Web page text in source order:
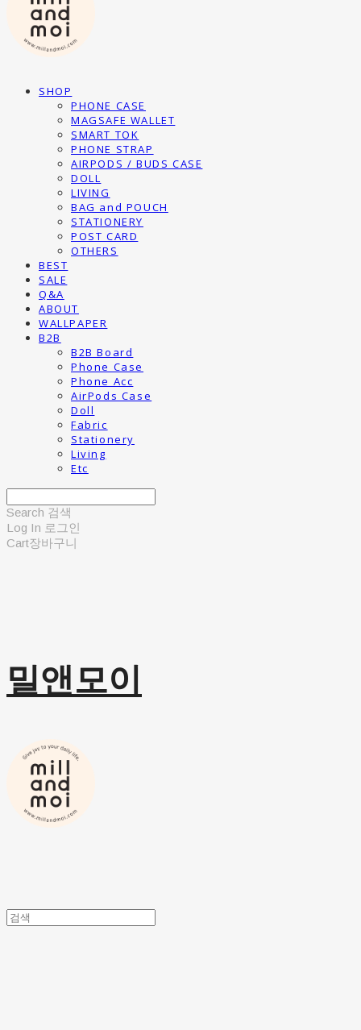
SHOP
PHONE CASE
MAGSAFE WALLET
SMART TOK
PHONE STRAP
AIRPODS / BUDS CASE
DOLL
LIVING
BAG and POUCH
STATIONERY
POST CARD
OTHERS
BEST
SALE
Q&A
ABOUT
WALLPAPER
B2B
B2B Board
Phone Case
Phone Acc
AirPods Case
Doll
Fabric
Stationery
Living
Etc
Search 검색
Log In 로그인
Cart장바구니
밀앤모이